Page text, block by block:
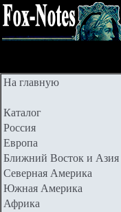
На главную
Каталог
Россия
Европа
Ближний Восток и Азия
Северная Америка
Южная Америка
Африка